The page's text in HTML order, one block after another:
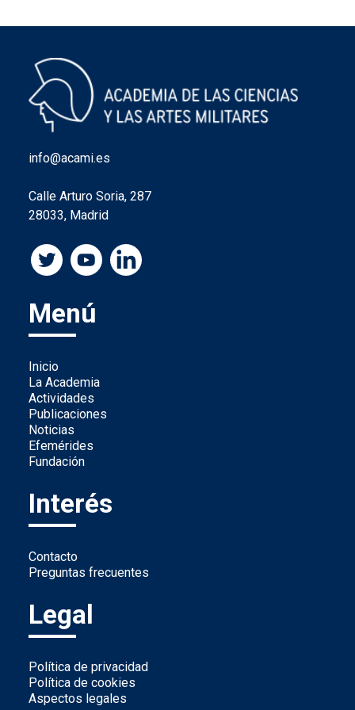
info@acami.es
Calle Arturo Soria, 287
28033, Madrid
Menú
Inicio
La Academia
Actividades
Publicaciones
Noticias
Efemérides
Fundación
Interés
Contacto
Preguntas frecuentes
Legal
Política de privacidad
Política de cookies
Aspectos legales